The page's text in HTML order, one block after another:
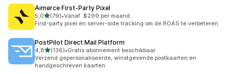
Aimerce First‑Party Pixel
5,0van 5 sterren
(79)
79 recensies in totaal
•Vanaf $299 per maand
First-party pixel en server-side tracking om de ROAS te verbeteren.
PostPilot Direct Mail Platform
4,8van 5 sterren
(136)
136 recensies in totaal
•Gratis abonnement beschikbaar
Verzend gepersonaliseerde, winstgevende postkaarten en
handgeschreven kaarten